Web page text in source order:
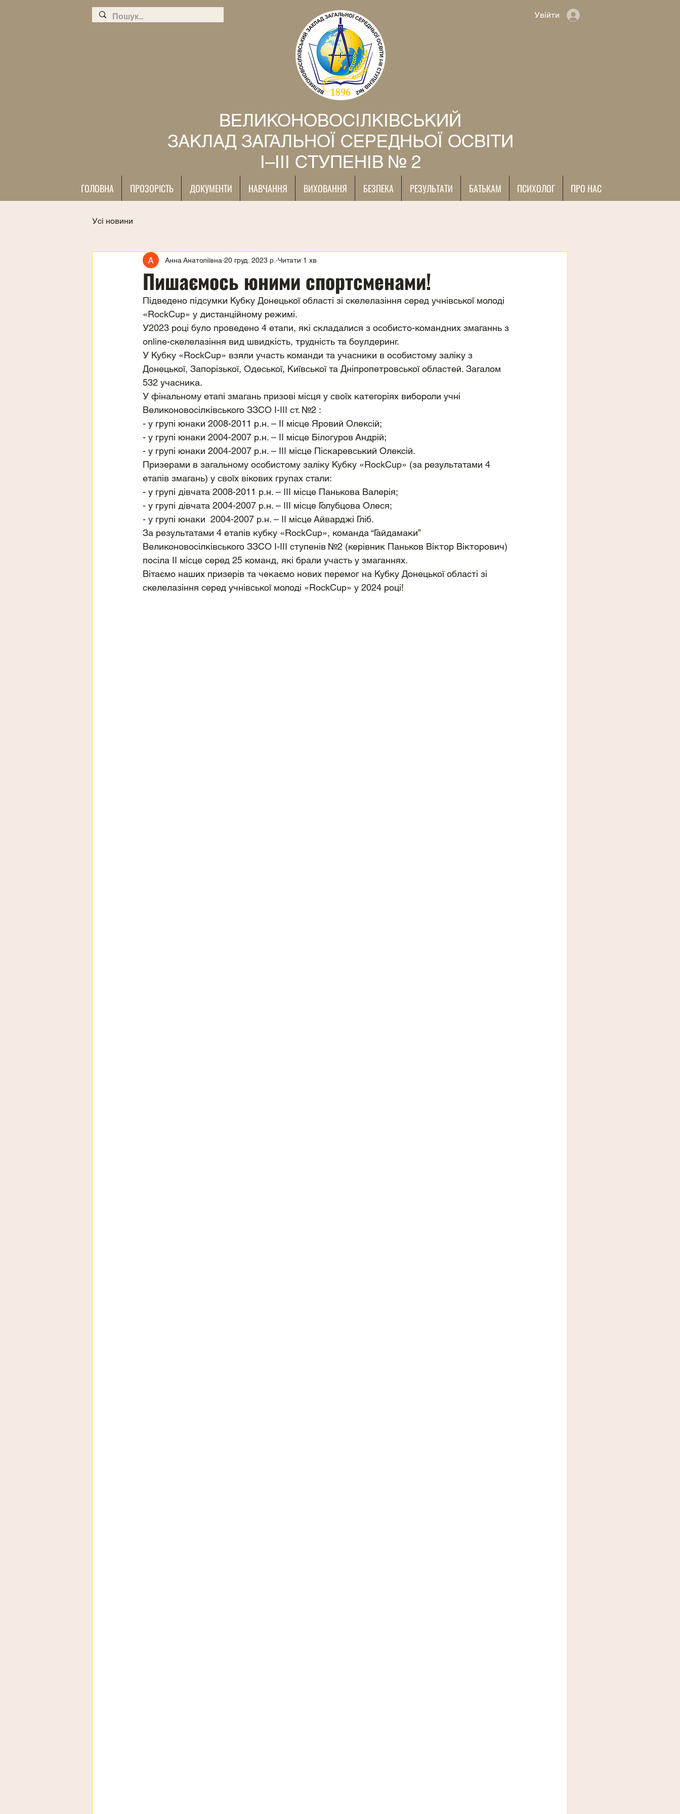
Увійти
ВЕЛИКОНОВОСІЛКІВСЬКИЙ
ЗАКЛАД ЗАГАЛЬНОЇ СЕРЕДНЬОЇ ОСВІТИ
І–ІІІ СТУПЕНІВ № 2
ГОЛОВНА ПРОЗОРІСТЬ ДОКУМЕНТИ НАВЧАННЯ ВИХОВАННЯ БЕЗПЕКА РЕЗУЛЬТАТИ БАТЬКАМ ПСИХОЛОГ ПРО НАС
Усі новини
Пишаємось юними спортсменами!
Анна Анатоліївна 20 груд. 2023 р. Читати 1 хв
Підведено підсумки Кубку Донецької області зі скелелазіння серед учнівської молоді
«RockCup» у дистанційному режимі.
У2023 році було проведено 4 етапи, які складалися з особисто-командних змаганнь з
online-скелелазіння вид швидкість, трудність та боулдеринг.
У Кубку «RockCup» взяли участь команди та учасники в особистому заліку з
Донецької, Запорізької, Одеської, Київської та Дніпропетровської областей. Загалом
532 учасника.
У фінальному етапі змагань призові місця у своїх категоріях вибороли учні
Великоновосілківського ЗЗСО І-ІІІ ст. №2 :
- у групі юнаки 2008-2011 р.н. – ІІ місце Яровий Олексій;
- у групі юнаки 2004-2007 р.н. – ІІ місце Білогуров Андрій;
- у групі юнаки 2004-2007 р.н. – ІІІ місце Піскаревський Олексій.
Призерами в загальному особистому заліку Кубку «RockCup» (за результатами 4
етапів змагань) у своїх вікових групах стали:
- у групі дівчата 2008-2011 р.н. – ІІІ місце Панькова Валерія;
- у групі дівчата 2004-2007 р.н. – ІІІ місце Голубцова Олеся;
- у групі юнаки  2004-2007 р.н. – ІІ місце Айварджі Гліб.
За результатами 4 етапів кубку «RockCup», команда “Гайдамаки”
Великоновосілківського ЗЗСО І-ІІІ ступенів №2 (керівник Паньков Віктор Вікторович)
посіла ІІ місце серед 25 команд, які брали участь у змаганнях.
Вітаємо наших призерів та чекаємо нових перемог на Кубку Донецької області зі
скелелазіння серед учнівської молоді «RockCup» у 2024 році!